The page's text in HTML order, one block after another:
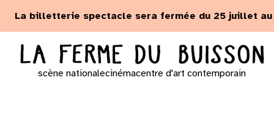
La billetterie spectacle sera fermée du 25 juillet au
scène nationalecinémacentre d'art contemporain